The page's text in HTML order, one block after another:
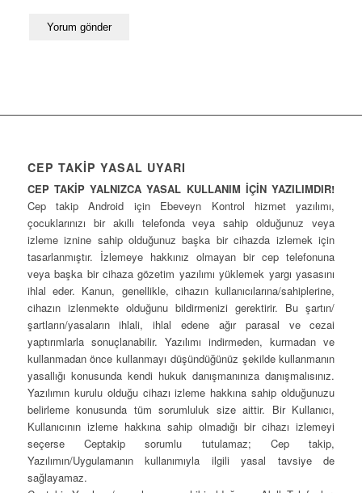
CEP TAKİP YASAL UYARI
CEP TAKİP YALNIZCA YASAL KULLANIM İÇİN YAZILIMDIR!
Cep takip Android için Ebeveyn Kontrol hizmet yazılımı,
çocuklarınızı bir akıllı telefonda veya sahip olduğunuz veya
izleme iznine sahip olduğunuz başka bir cihazda izlemek için
tasarlanmıştır. İzlemeye hakkınız olmayan bir cep telefonuna
veya başka bir cihaza gözetim yazılımı yüklemek yargı yasasını
ihlal eder. Kanun, genellikle, cihazın kullanıcılarına/sahiplerine,
cihazın izlenmekte olduğunu bildirmenizi gerektirir. Bu şartın/
şartların/yasaların ihlali, ihlal edene ağır parasal ve cezai
yaptırımlarla sonuçlanabilir. Yazılımı indirmeden, kurmadan ve
kullanmadan önce kullanmayı düşündüğünüz şekilde kullanmanın
yasallığı konusunda kendi hukuk danışmanınıza danışmalısınız.
Yazılımın kurulu olduğu cihazı izleme hakkına sahip olduğunuzu
belirleme konusunda tüm sorumluluk size aittir. Bir Kullanıcı,
Kullanıcının izleme hakkına sahip olmadığı bir cihazı izlemeyi
seçerse Ceptakip sorumlu tutulamaz; Cep takip,
Yazılımın/Uygulamanın kullanımıyla ilgili yasal tavsiye de
sağlayamaz.